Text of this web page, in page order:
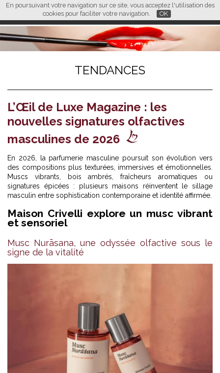
En poursuivant votre navigation sur ce site, vous acceptez l'utilisation des
cookies pour faciliter votre navigation.
OK
FR EN CN
L M
TENDANCES
L’Œil de Luxe Magazine : les
nouvelles signatures olfactives
masculines de 2026
En 2026, la parfumerie masculine poursuit son évolution vers
des compositions plus texturées, immersives et émotionnelles.
Muscs vibrants, bois ambrés, fraîcheurs aromatiques ou
signatures épicées : plusieurs maisons réinventent le sillage
masculin entre sophistication contemporaine et identité affirmée.
Maison Crivelli explore un musc vibrant
et sensoriel
Musc Nurāsana, une odyssée olfactive sous le
signe de la vitalité